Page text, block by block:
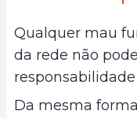
Qualquer mau
da rede não
Da mesma